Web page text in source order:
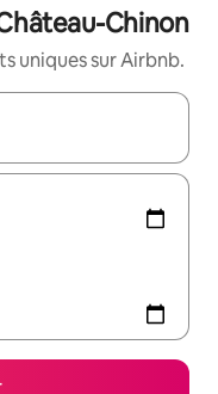
Chinon
uniques sur Airbnb.
les en utilisant